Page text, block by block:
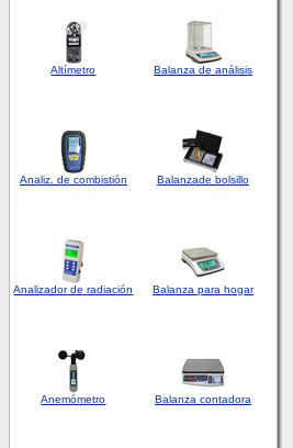
Altímetro Balanza de análisis
Analiz. de combistión Balanzade bolsillo
Analizadorderadiación Balanza para hogar
Anemómetro Balanza contadora